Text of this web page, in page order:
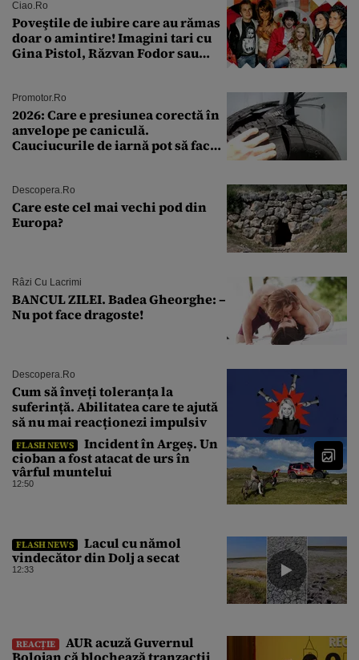
Ciao.ro
Poveştile de iubire care au rămas
doar o amintire! Imagini tari cu
Gina Pistol, Răzvan Fodor sau
Promotor.ro
2026: Care e presiunea corectă în
anvelope pe caniculă.
Cauciucurile de iarnă pot să facă
Descopera.ro
Care este cel mai vechi pod din
Europa?
Râzi Cu Lacrimi
BANCUL ZILEI. Badea Gheorghe: –
Nu pot face dragoste!
Descopera.ro
Cum să înveți toleranța la
suferință. Abilitatea care te ajută
să nu mai reacționezi impulsiv
FLASH NEWS
Incident în Argeș. Un
cioban a fost atacat de urs în
vârful muntelui
12:50
FLASH NEWS
Lacul cu nămol
vindecător din Dolj a secat
12:33
REACȚIE
AUR acuză Guvernul